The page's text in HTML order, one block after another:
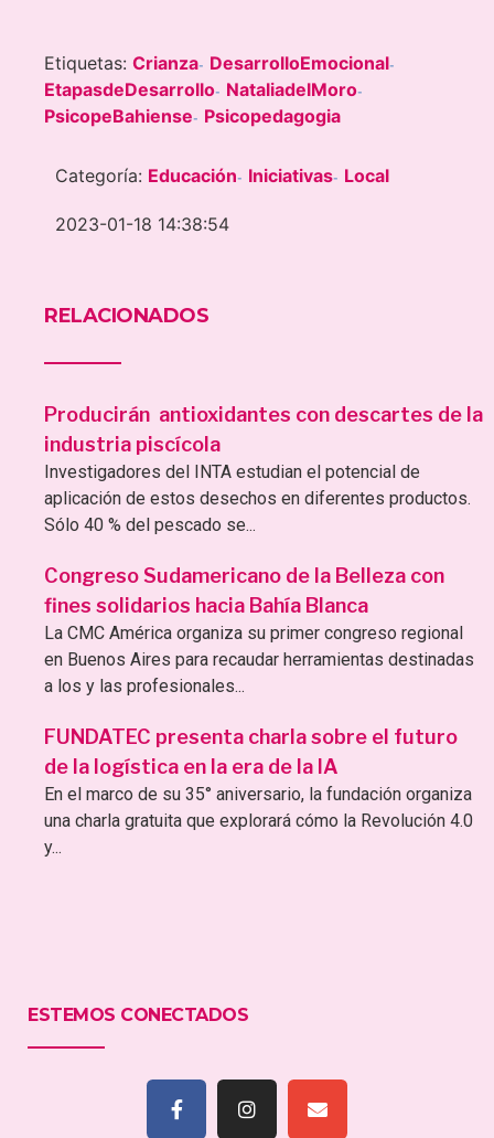
Etiquetas: Crianza- DesarrolloEmocional-
EtapasdeDesarrollo- NataliadelMoro-
PsicopeBahiense- Psicopedagogia
Categoría: Educación- Iniciativas- Local
2023-01-18 14:38:54
RELACIONADOS
Producirán antioxidantes con descartes de la
industria piscícola
Investigadores del INTA estudian el potencial de
aplicación de estos desechos en diferentes productos.
Sólo 40 % del pescado se...
Congreso Sudamericano de la Belleza con
fines solidarios hacia Bahía Blanca
La CMC América organiza su primer congreso regional
en Buenos Aires para recaudar herramientas destinadas
a los y las profesionales...
FUNDATEC presenta charla sobre el futuro
de la logística en la era de la IA
En el marco de su 35° aniversario, la fundación organiza
una charla gratuita que explorará cómo la Revolución 4.0
y...
ESTEMOS CONECTADOS